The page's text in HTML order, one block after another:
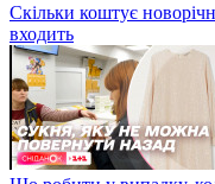
Скільки коштує
входить